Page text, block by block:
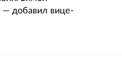
— добавил вице-